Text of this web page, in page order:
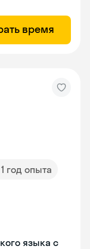
время
1 год опыта
языка с